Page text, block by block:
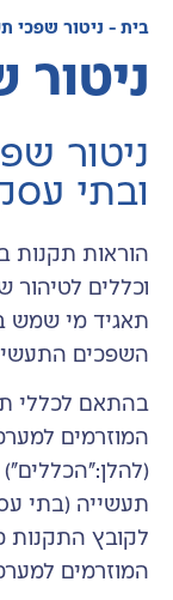
בית - ניטור שפכי
ניטור
ובתי
הוראות תקנות
תאגיד מי שמש
השפכים
בהתאם לכללי
(להלן:"הכללים")
תעשייה (בתי
לקובץ התקנות
המוזרמים למערכת
העוזר הדיגיטלי